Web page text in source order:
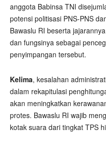
anggota Babinsa TNI
potensi politisasi PNS-PNS
Bawaslu RI beserta
dan fungsinya sebagai
penyimpangan tersebut.
Kelima, kesalahan
dalam rekapitulasi
akan meningkatkan
protes. Bawaslu RI wajib
kotak suara dari tingkat TPS